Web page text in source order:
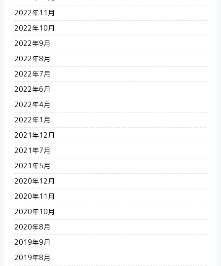
2022年11月
2022年10月
2022年9月
2022年8月
2022年7月
2022年6月
2022年4月
2022年1月
2021年12月
2021年7月
2021年5月
2020年12月
2020年11月
2020年10月
2020年8月
2019年9月
2019年8月